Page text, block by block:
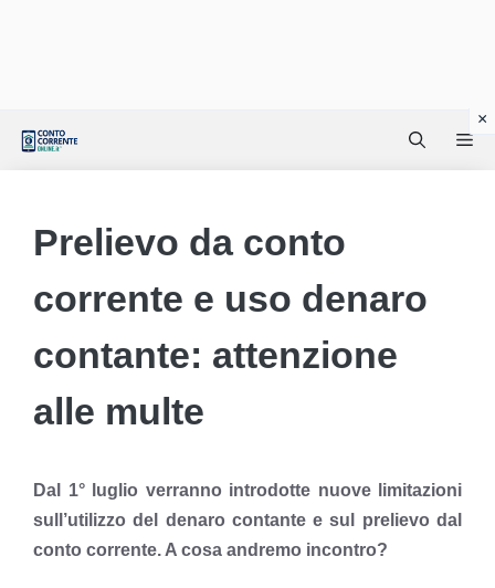
Prelievo da conto
corrente e uso denaro
contante: attenzione
alle multe
Dal 1° luglio verranno introdotte nuove limitazioni
sull’utilizzo del denaro contante e sul prelievo dal
conto corrente. A cosa andremo incontro?